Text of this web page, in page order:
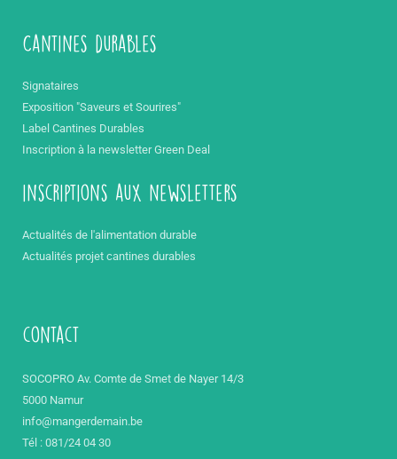
Cantines durables
Signataires
Exposition "Saveurs et Sourires"
Label Cantines Durables
Inscription à la newsletter Green Deal
inscriptions aux newsletters
Actualités de l'alimentation durable
Actualités projet cantines durables
contact
SOCOPRO Av. Comte de Smet de Nayer 14/3
5000 Namur
info@mangerdemain.be
Tél : 081/24 04 30